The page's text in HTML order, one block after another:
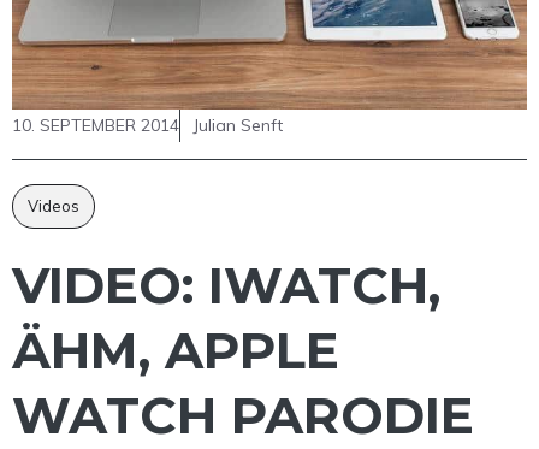
10. SEPTEMBER 2014 Julian Senft
Videos
VIDEO: IWATCH,
ÄHM, APPLE
WATCH PARODIE